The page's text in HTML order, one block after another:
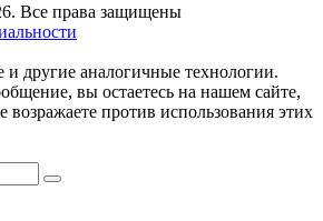
Все права защищены
другие аналогичные технологии.
вы остаетесь на нашем сайте,
возражаете против использования этих